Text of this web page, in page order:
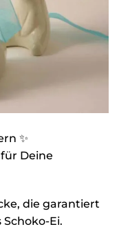
✨
Deine
die garantiert
Ei.